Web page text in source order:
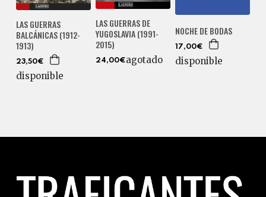
LAS GUERRAS
BALCÁNICAS (1912-
1913)
23,50€
disponible
LAS GUERRAS DE
YUGOSLAVIA (1991-
2015)
24,00€agotado
NOCHE DE BODAS
17,00€
disponible